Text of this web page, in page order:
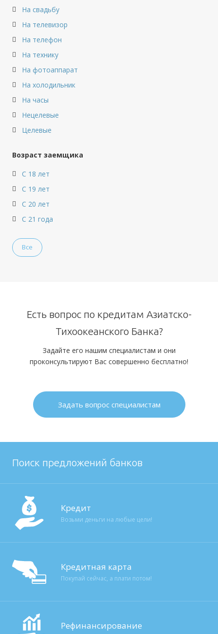
На свадьбу
На телевизор
На телефон
На технику
На фотоаппарат
На холодильник
На часы
Нецелевые
Целевые
Возраст заемщика
С 18 лет
С 19 лет
С 20 лет
С 21 года
Все
Есть вопрос по кредитам Азиатско-
Тихоокеанского Банка?
Задайте его нашим специалистам и они
проконсультируют Вас совершенно бесплатно!
Задать вопрос специалистам
Поиск предложений банков
Кредит
Возьми деньги на любые цели!
Кредитная карта
Покупай сейчас, а плати потом!
Рефинансирование